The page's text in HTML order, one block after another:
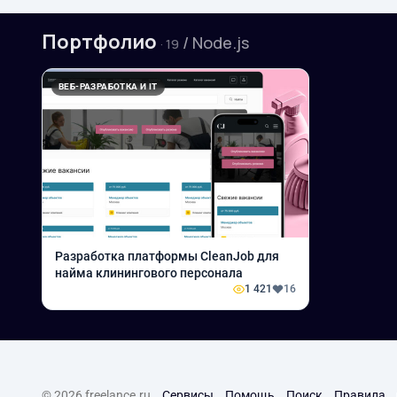
Портфолио · 19 / Node.js
ВЕБ-РАЗРАБОТКА И IT
Разработка платформы CleanJob для
найма клинингового персонала
1 421 16